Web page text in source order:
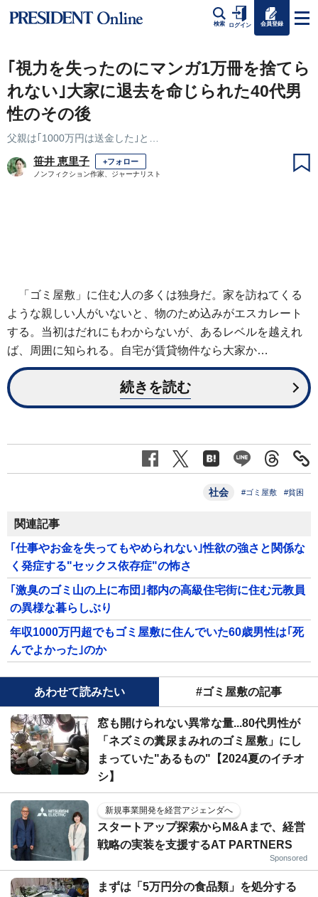
検索 ログイン 会員登録
｢視力を失ったのにマンガ1万冊を捨てら
れない｣大家に退去を命じられた40代男
性のその後
父親は｢1000万円は送金した｣と…
笹井 恵里子 +フォロー
ノンフィクション作家、ジャーナリスト
「ゴミ屋敷」に住む人の多くは独身だ。家を訪ねてくる
ような親しい人がいないと、物のため込みがエスカレート
する。当初はだれにもわからないが、あるレベルを越えれ
ば、周囲に知られる。自宅が賃貸物件なら大家か…
続きを読む
社会 #ゴミ屋敷 #貧困
関連記事
｢仕事やお金を失ってもやめられない｣性欲の強さと関係な
く発症する"セックス依存症"の怖さ
｢激臭のゴミ山の上に布団｣都内の高級住宅街に住む元教員
の異様な暮らしぶり
年収1000万円超でもゴミ屋敷に住んでいた60歳男性は｢死
んでよかった｣のか
あわせて読みたい #ゴミ屋敷の記事
窓も開けられない異常な量...80代男性が
「ネズミの糞尿まみれのゴミ屋敷」にし
まっていた"あるもの"【2024夏のイチオ
シ】
新規事業開発を経営アジェンダへ
スタートアップ探索からM&Aまで、経営
戦略の実装を支援するAT PARTNERS
Sponsored
まずは「5万円分の食品類」を処分する